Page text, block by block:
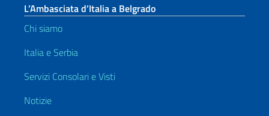
L’Ambasciata d’Italia a Belgrado
Chi siamo
Italia e Serbia
Servizi Consolari e Visti
Notizie